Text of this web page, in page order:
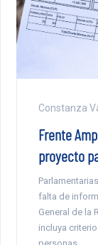
Constanza
Frente
proyecto
falta de
General de la
incluya